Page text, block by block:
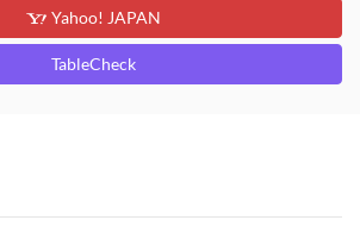
Yahoo! JAPAN
TableCheck